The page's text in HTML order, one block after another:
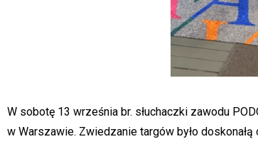
W sobotę 13 września br. słuchaczki zawodu
w Warszawie. Zwiedzanie targów było